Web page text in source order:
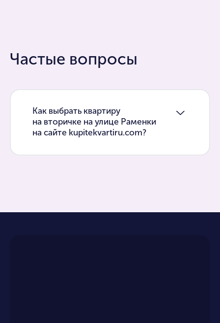
Частые вопросы
Как выбрать квартиру
на вторичке на улице Раменки
на сайте kupitekvartiru.com?